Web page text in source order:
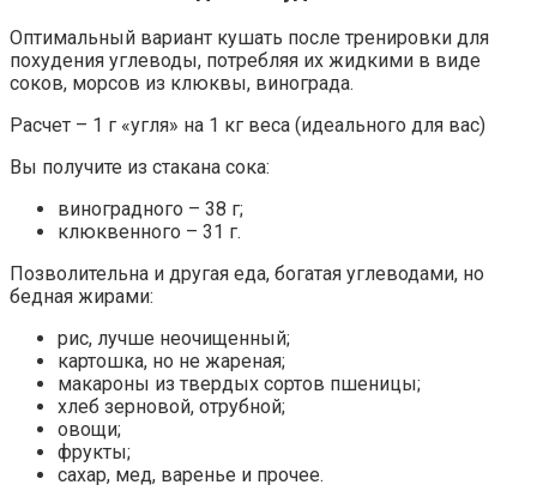
Оптимальный вариант кушать после тренировки для
похудения углеводы, потребляя их жидкими в виде
соков, морсов из клюквы, винограда.
Расчет – 1 г «угля» на 1 кг веса (идеального для вас)
Вы получите из стакана сока:
виноградного – 38 г;
клюквенного – 31 г.
Позволительна и другая еда, богатая углеводами, но
бедная жирами:
рис, лучше неочищенный;
картошка, но не жареная;
макароны из твердых сортов пшеницы;
хлеб зерновой, отрубной;
овощи;
фрукты;
сахар, мед, варенье и прочее.